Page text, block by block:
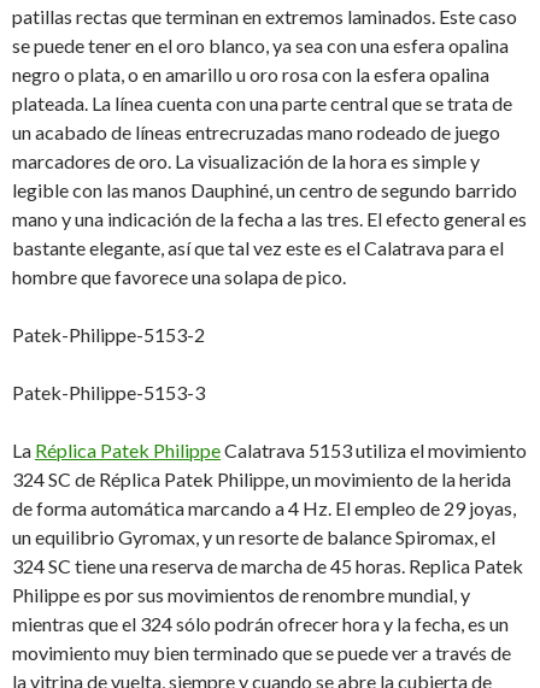
patillas rectas que terminan en extremos laminados. Este caso
se puede tener en el oro blanco, ya sea con una esfera opalina
negro o plata, o en amarillo u oro rosa con la esfera opalina
plateada. La línea cuenta con una parte central que se trata de
un acabado de líneas entrecruzadas mano rodeado de juego
marcadores de oro. La visualización de la hora es simple y
legible con las manos Dauphiné, un centro de segundo barrido
mano y una indicación de la fecha a las tres. El efecto general es
bastante elegante, así que tal vez este es el Calatrava para el
hombre que favorece una solapa de pico.
Patek-Philippe-5153-2
Patek-Philippe-5153-3
La Réplica Patek PhilippeCalatrava 5153 utiliza el movimiento
324 SC de Réplica Patek Philippe, un movimiento de la herida
de forma automática marcando a 4 Hz. El empleo de 29 joyas,
un equilibrio Gyromax, y un resorte de balance Spiromax, el
324 SC tiene una reserva de marcha de 45 horas. Replica Patek
Philippe es por sus movimientos de renombre mundial, y
mientras que el 324 sólo podrán ofrecer hora y la fecha, es un
movimiento muy bien terminado que se puede ver a través de
la vitrina de vuelta, siempre y cuando se abre la cubierta de